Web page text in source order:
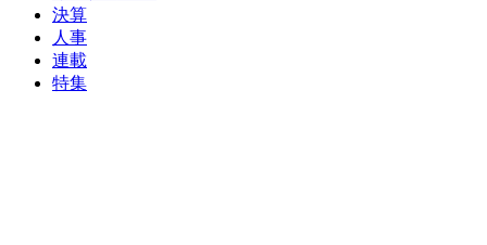
決算
人事
連載
特集